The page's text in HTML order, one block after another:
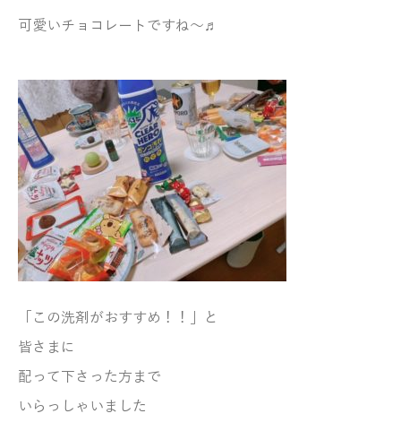
可愛いチョコレートですね～♬
「この洗剤がおすすめ！！」と
皆さまに
配って下さった方まで
いらっしゃいました